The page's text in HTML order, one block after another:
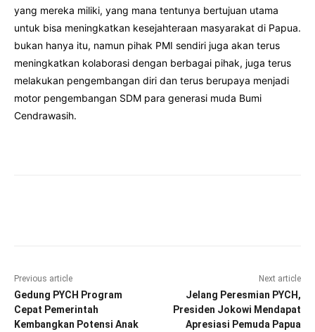
yang mereka miliki, yang mana tentunya bertujuan utama
untuk bisa meningkatkan kesejahteraan masyarakat di Papua.
bukan hanya itu, namun pihak PMI sendiri juga akan terus
meningkatkan kolaborasi dengan berbagai pihak, juga terus
melakukan pengembangan diri dan terus berupaya menjadi
motor pengembangan SDM para generasi muda Bumi
Cendrawasih.
Previous article
Gedung PYCH Program
Cepat Pemerintah
Kembangkan Potensi Anak
Next article
Jelang Peresmian PYCH,
Presiden Jokowi Mendapat
Apresiasi Pemuda Papua